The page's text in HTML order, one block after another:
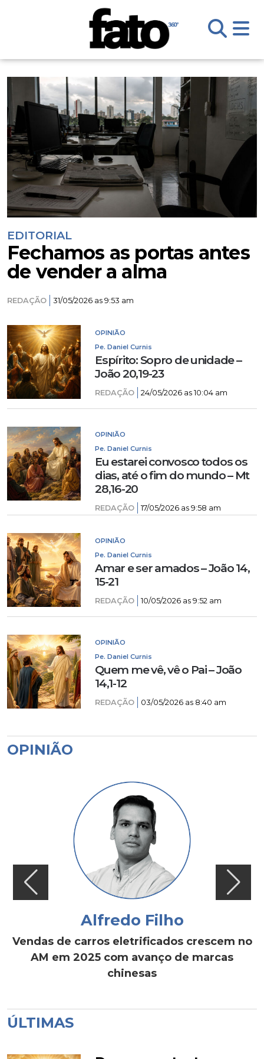
EDITORIAL
Fechamos as portas antes
de vender a alma
REDAÇÃO 31/05/2026 as 9:53 am
OPINIÃO
Pe. Daniel Curnis
Espírito: Sopro de unidade –
João 20,19-23
REDAÇÃO 24/05/2026 as 10:04 am
OPINIÃO
Pe. Daniel Curnis
Eu estarei convosco todos os
dias, até o fim do mundo – Mt
28,16-20
REDAÇÃO 17/05/2026 as 9:58 am
OPINIÃO
Pe. Daniel Curnis
Amar e ser amados – João 14,
15-21
REDAÇÃO 10/05/2026 as 9:52 am
OPINIÃO
Pe. Daniel Curnis
Quem me vê, vê o Pai – João
14,1-12
REDAÇÃO 03/05/2026 as 8:40 am
OPINIÃO
Alfredo Filho
Vendas de carros eletrificados crescem no
AM em 2025 com avanço de marcas
chinesas
ÚLTIMAS